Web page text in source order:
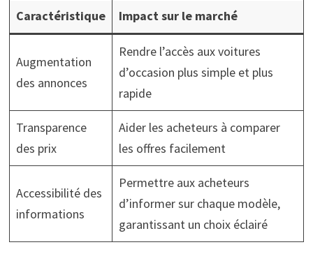
Caractéristique Impact sur le marché
Augmentation
des annonces
Rendre l’accès aux voitures
d’occasion plus simple et plus
rapide
Transparence
des prix
Aider les acheteurs à comparer
les offres facilement
Accessibilité des
informations
Permettre aux acheteurs
d’informer sur chaque modèle,
garantissant un choix éclairé